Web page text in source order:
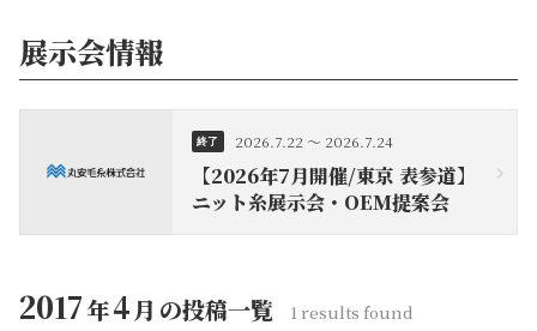
展示会情報
終了 2026.7.22 ～ 2026.7.24
【2026年7月開催/東京 表参道】
ニット糸展示会・OEM提案会
2017年4 月 の投稿一覧 1 results found